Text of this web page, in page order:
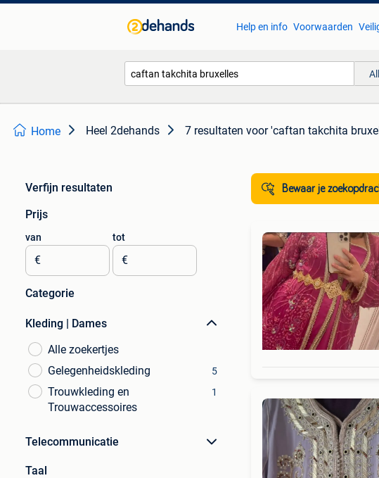
Help en info Voorwaarden
Home Heel 2dehands 7 resultaten voor 'caftan takchita
Verfijn resultaten
Prijs
van
€
tot
€
Categorie
Kleding | Dames
Alle zoekertjes
Gelegenheidskleding
5
Trouwkleding en
Trouwaccessoires
1
Telecommunicatie
Taal
Bewaar je